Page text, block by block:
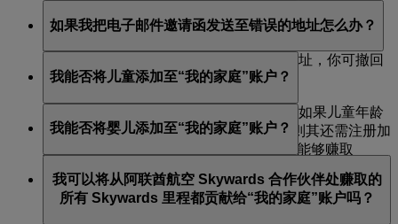
请确保你登录的是你本人的阿联酋航空 Skywards 账户，
如果我把电子邮件邀请函发送至错误的地址怎么办？
如果你把电子邮件邀请函发送至错误的地址，你可撤回
邀请。此外，邀请将在 14 天后过期。
我能否将儿童添加至“我的家庭”账户？
能，只要其父母或监护人是家庭主会员。如果儿童年龄
介于 2 至 17 岁之间，且尚未成为会员，则其还需注册加
入我们的 Skywards Skysurfers 计划，以便能够赚取
我能否将婴儿添加至“我的家庭”账户？
取 Skywards 里程或将之计入“我的家庭”。可以添加的婴
儿数量没有限制，因为婴儿不计入家庭成员总数。
我可以将从阿联酋航空 Skywards 合作伙伴处赚取的
所有 Skywards 里程都贡献给“我的家庭”账户吗？